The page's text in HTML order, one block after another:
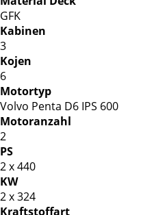
GFK
Kabinen
3
Kojen
6
Motortyp
Volvo Penta D6 IPS 600
Motoranzahl
2
PS
2 x 440
KW
2 x 324
Kraftstoffart